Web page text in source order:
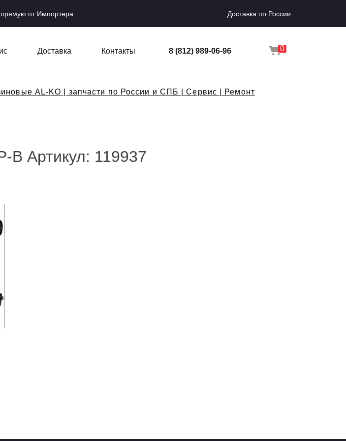
от Импортера Доставка по России
Доставка Контакты 8 (812) 989-06-96 0
AL-KO | запчасти по России и СПБ | Сервис | Ремонт
B Артикул: 119937